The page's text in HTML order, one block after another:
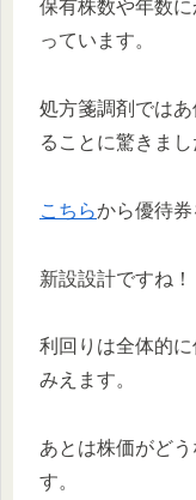
保有株数や年数
っています。
処方箋調剤では
ることに驚きまし
こちらから優待券
新設設計ですね！
利回りは全体的
みえます。
あとは株価がど
す。